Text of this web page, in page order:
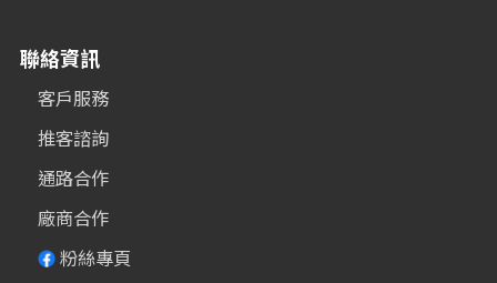
聯絡資訊
客戶服務
推客諮詢
通路合作
廠商合作
粉絲專頁